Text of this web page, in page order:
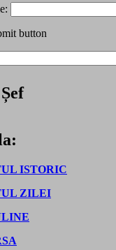
button
ISTORIC
ZILEI